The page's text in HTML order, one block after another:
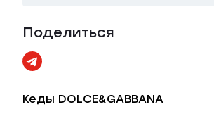
Поделиться
Кеды DOLCE&GABBANA